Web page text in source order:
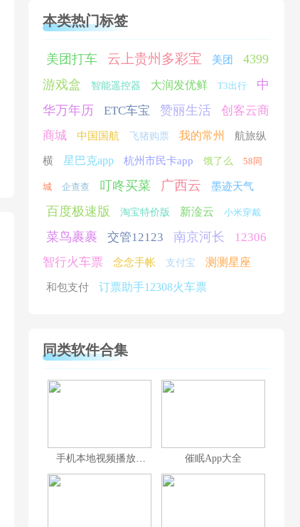
本类热门标签
美团打车 云上贵州多彩宝 美团
4399
游戏盒
智能遥控器 大润发优鲜 T3出行
中
华万年历
ETC车宝 赞丽生活
创客云商
商城
中国国航 飞猪购票 我的常州 航旅纵
横 星巴克app 杭州市民卡app 饿了么 58同
城 企查查 叮咚买菜 广西云 墨迹天气
百度极速版 淘宝特价版 新淦云 小米穿戴
菜鸟裹裹 交管12123 南京河长
12306
智行火车票
念念手帐 支付宝 测测星座
和包支付 订票助手12308火车票
同类软件合集
手机本地视频播放器合集 催眠App大全